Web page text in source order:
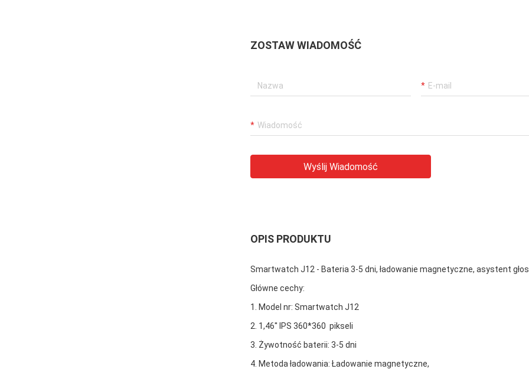
ZOSTAW WIADOMOŚĆ
Wyślij Wiadomość
OPIS PRODUKTU
Smartwatch J12 - Bateria 3-5 dni, ładowanie magnetyczne, asystent
Główne cechy:
1. Model nr: Smartwatch J12
2. 1,46'' IPS 360*360 pikseli
3. Żywotność baterii: 3-5 dni
4. Metoda ładowania: Ładowanie magnetyczne,